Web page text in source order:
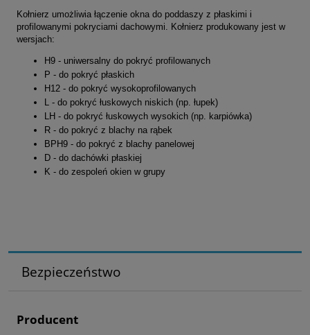
Kołnierz umożliwia łączenie okna do poddaszy z płaskimi i
profilowanymi pokryciami dachowymi. Kołnierz produkowany jest w
wersjach:
H9 - uniwersalny do pokryć profilowanych
P - do pokryć płaskich
H12 - do pokryć wysokoprofilowanych
L - do pokryć łuskowych niskich (np. łupek)
LH - do pokryć łuskowych wysokich (np. karpiówka)
R - do pokryć z blachy na rąbek
BPH9 - do pokryć z blachy panelowej
D - do dachówki płaskiej
K - do zespoleń okien w grupy
Bezpieczeństwo
Producent